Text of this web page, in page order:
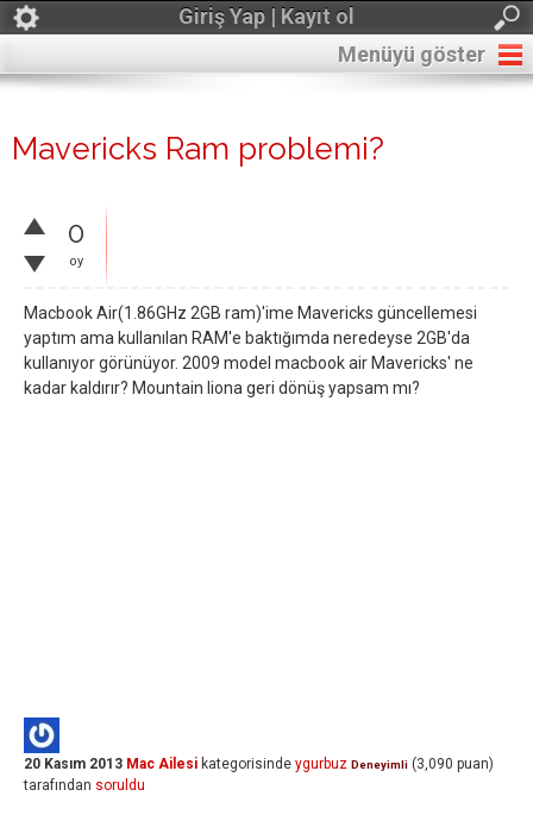
Giriş Yap | Kayıt ol
Menüyü göster
Mavericks Ram problemi?
0
oy
Macbook Air(1.86GHz 2GB ram)'ime Mavericks güncellemesi
yaptım ama kullanılan RAM'e baktığımda neredeyse 2GB'da
kullanıyor görünüyor. 2009 model macbook air Mavericks' ne
kadar kaldırır? Mountain liona geri dönüş yapsam mı?
20 Kasım 2013 Mac Ailesi kategorisinde ygurbuz Deneyimli (3,090 puan)
tarafından soruldu